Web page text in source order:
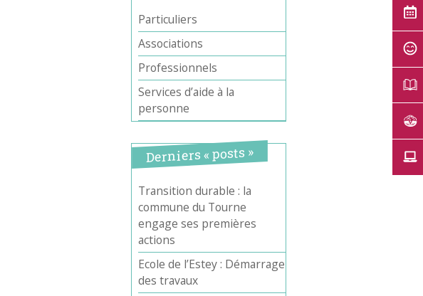
Office 365
Particuliers
Associations
Professionnels
Services d’aide à la
personne
Derniers « posts »
Transition durable : la
commune du Tourne
engage ses premières
actions
Ecole de l’Estey : Démarrage
des travaux